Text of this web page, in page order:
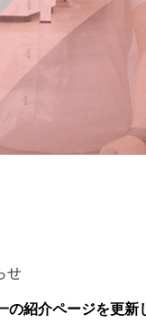
せ
の紹介ページを更新